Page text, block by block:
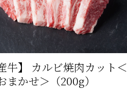
牛】 カルビ焼肉カット＜
まかせ＞（200g）